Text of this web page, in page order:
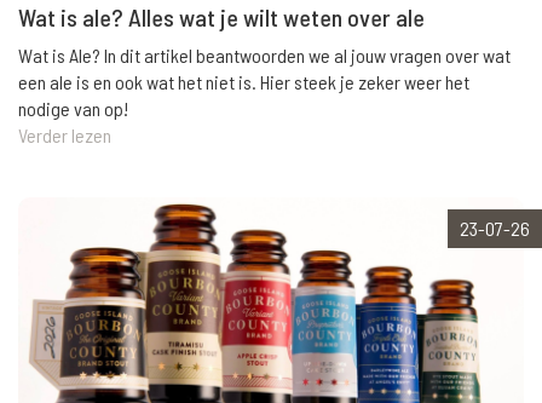
Wat is ale? Alles wat je wilt weten over ale
Wat is Ale? In dit artikel beantwoorden we al jouw vragen over wat
een ale is en ook wat het niet is. Hier steek je zeker weer het
nodige van op!
Verder lezen
23-07-26